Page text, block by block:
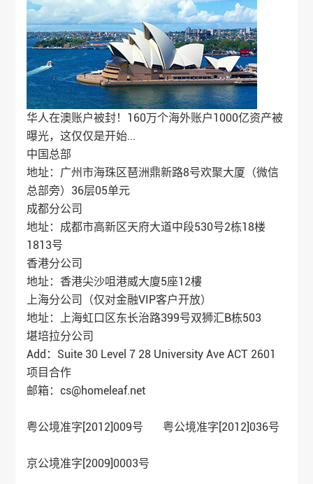
华人在澳账户被封！160万个海外账户1000亿资产被
曝光，这仅仅是开始...
中国总部
地址：广州市海珠区琶洲鼎新路8号欢聚大厦（微信
总部旁）36层05单元
成都分公司
地址：成都市高新区天府大道中段530号2栋18楼
1813号
香港分公司
地址：香港尖沙咀港威大廈5座12樓
上海分公司（仅对金融VIP客户开放）
地址：上海虹口区东长治路399号双狮汇B栋503
堪培拉分公司
Add：Suite 30 Level 7 28 University Ave ACT 2601
项目合作
邮箱：cs@homeleaf.net
粤公境准字[2012]009号 粤公境准字[2012]036号
京公境准字[2009]0003号